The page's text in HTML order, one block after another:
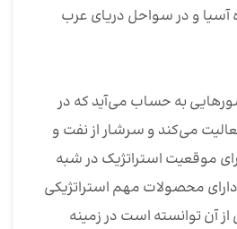
آسیا و در سواحل دریای عرب
به حساب می‌آید که در
می‌کند و سرشار از نفت و
موقعیت استراتژیک در شبه
محصولات مهم استراتژیکی
آن توانسته است در زمینه